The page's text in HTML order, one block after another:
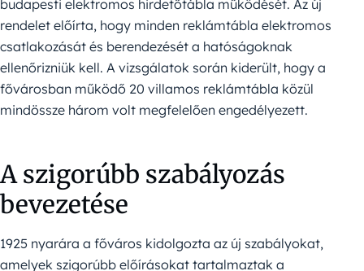
budapesti elektromos hirdetőtábla működését. Az új
rendelet előírta, hogy minden reklámtábla elektromos
csatlakozását és berendezését a hatóságoknak
ellenőrizniük kell. A vizsgálatok során kiderült, hogy a
fővárosban működő 20 villamos reklámtábla közül
mindössze három volt megfelelően engedélyezett.
A szigorúbb szabályozás
bevezetése
1925 nyarára a főváros kidolgozta az új szabályokat,
amelyek szigorúbb előírásokat tartalmaztak a